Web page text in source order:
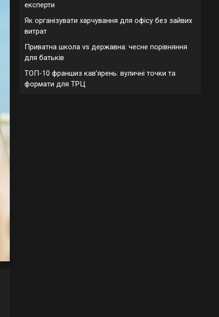
експерти
Як організувати харчування для офісу без зайвих
витрат
Приватна школа vs державна: чесне порівняння
для батьків
ТОП-10 франшиз кавʼярень: вуличні точки та
формати для ТРЦ